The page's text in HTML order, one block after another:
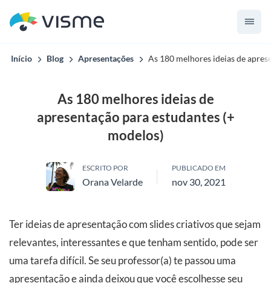
Início Blog Apresentações As 180 melhores ideias de
As 180 melhores ideias de
apresentação para estudantes (+
modelos)
ESCRITO POR
Orana Velarde
PUBLICADO EM
nov 30, 2021
Ter ideias de apresentação com slides criativos que sejam
relevantes, interessantes e que tenham sentido, pode ser
uma tarefa difícil. Se seu professor(a) te passou uma
apresentação e ainda deixou que você escolhesse seu